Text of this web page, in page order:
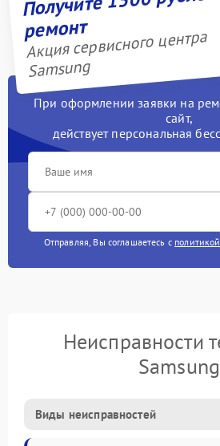
ремонт
Акция сервисного центра
Samsung
При оформлении заявки на
сайт,
действует персональная
Отправляя, Вы соглашаетесь с
Неисправности
Samsung
Виды неисправностей